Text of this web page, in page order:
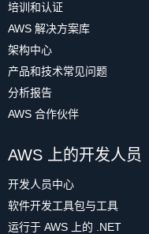
培训和认证
AWS 解决方案库
架构中心
产品和技术常见问题
分析报告
AWS 合作伙伴
AWS 上的开发人员
开发人员中心
软件开发工具包与工具
运行于 AWS 上的 .NET